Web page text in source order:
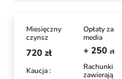
Miesięczny
czynsz
720 zł
Kaucja :
Opłaty za
media
+ 250 zł
Rachunki
zawierają